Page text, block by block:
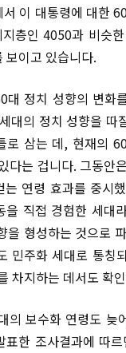
이 대통령에 대한
층인 4050과 비슷
보이고 있습니다.
대 정치 성향의 변화
대의 정치 성향을 따
로 삼는 데, 현재의
다는 겁니다. 그동안
는 연령 효과를 중시
을 직접 경험한 세대
을 형성하는 것으로
민주화 세대로 통칭
차지하는 데서도 확
의 보수화 연령도 늦
표한 조사결과에 따